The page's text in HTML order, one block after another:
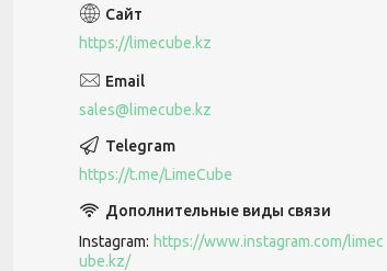
https://limecube.kz
sales@limecube.kz
https://t.me/LimeCube
Instagram
https://www.instagram.com/limec
ube.kz/